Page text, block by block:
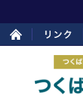
ホーム リンク